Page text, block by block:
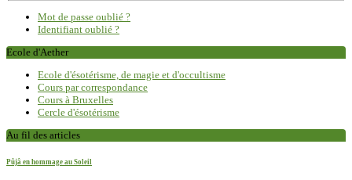
Mot de passe oublié ?
Identifiant oublié ?
Ecole d'Aether
Ecole d'ésotérisme, de magie et d'occultisme
Cours par correspondance
Cours à Bruxelles
Cercle d'ésotérisme
Au fil des articles
Pûjâ en hommage au Soleil